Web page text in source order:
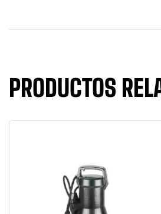
PRODUCTOS